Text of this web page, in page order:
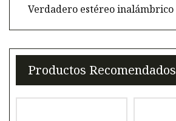
Verdadero estéreo inalámbrico
Productos Recomendados